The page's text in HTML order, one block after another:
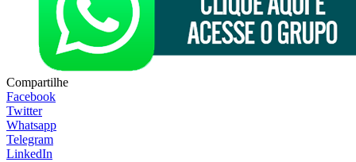
Compartilhe
Facebook
Twitter
Whatsapp
Telegram
LinkedIn